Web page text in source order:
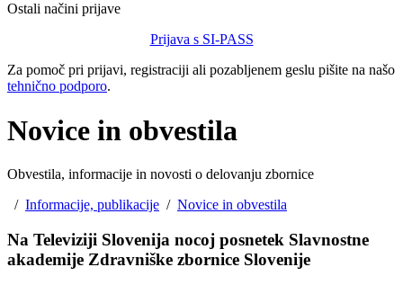
Ostali načini prijave
Prijava s SI-PASS
Za pomoč pri prijavi, registraciji ali pozabljenem geslu pišite na našo
tehnično podporo.
Novice in obvestila
Obvestila, informacije in novosti o delovanju zbornice
/ Informacije, publikacije / Novice in obvestila
Na Televiziji Slovenija nocoj posnetek Slavnostne
akademije Zdravniške zbornice Slovenije